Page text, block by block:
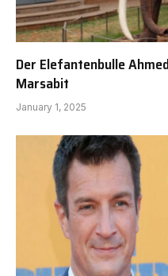
Der Elefantenbulle
Marsabit
January 1, 2025